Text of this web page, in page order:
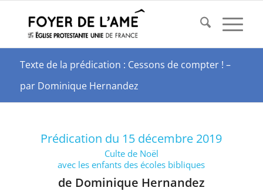
Texte de la prédication : Cessons de compter ! –
par Dominique Hernandez
Prédication du 15 décembre 2019
Culte de Noël
avec les enfants des écoles bibliques
de Dominique Hernandez